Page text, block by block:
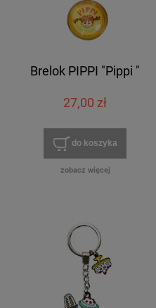
Brelok PIPPI "Pippi "
27,00 zł
do koszyka
zobacz więcej